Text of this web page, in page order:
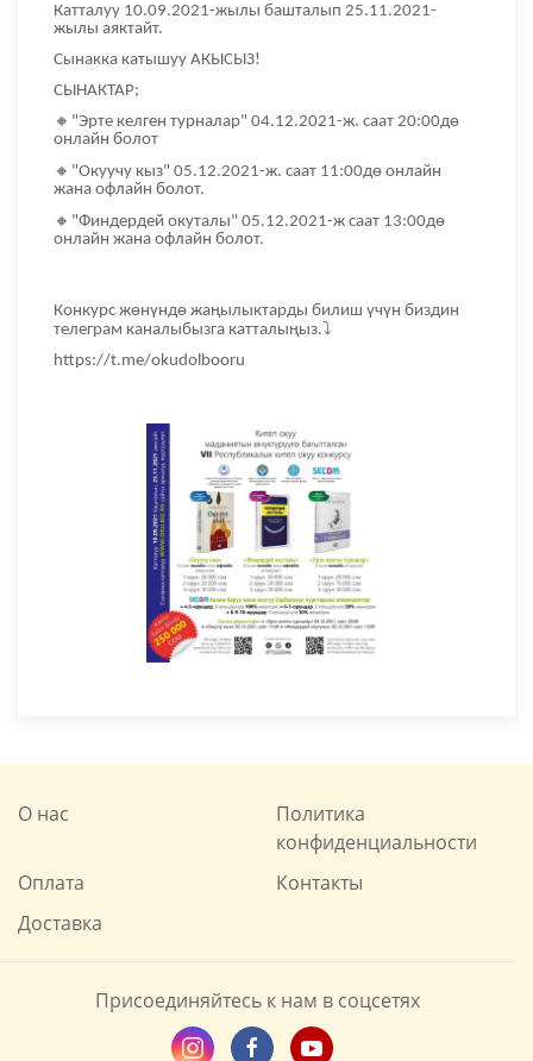
Катталуу 10.09.2021-жылы башталып 25.11.2021-
жылы аяктайт.
Сынакка катышуу АКЫСЫЗ!
СЫНАКТАР;
🔸 "Эрте келген турналар" 04.12.2021-ж. саат 20:00дө
онлайн болот
🔸 "Окуучу кыз" 05.12.2021-ж. саат 11:00дө онлайн
жана офлайн болот.
🔸 "Финдердей окуталы" 05.12.2021-ж саат 13:00дө
онлайн жана офлайн болот.
Конкурс жөнүндө жаңылыктарды билиш үчүн биздин
телеграм каналыбызга катталыңыз.⤵
https://t.me/okudolbooru
О нас
Политика
конфиденциальности
Оплата
Контакты
Доставка
Присоединяйтесь к нам в соцсетях